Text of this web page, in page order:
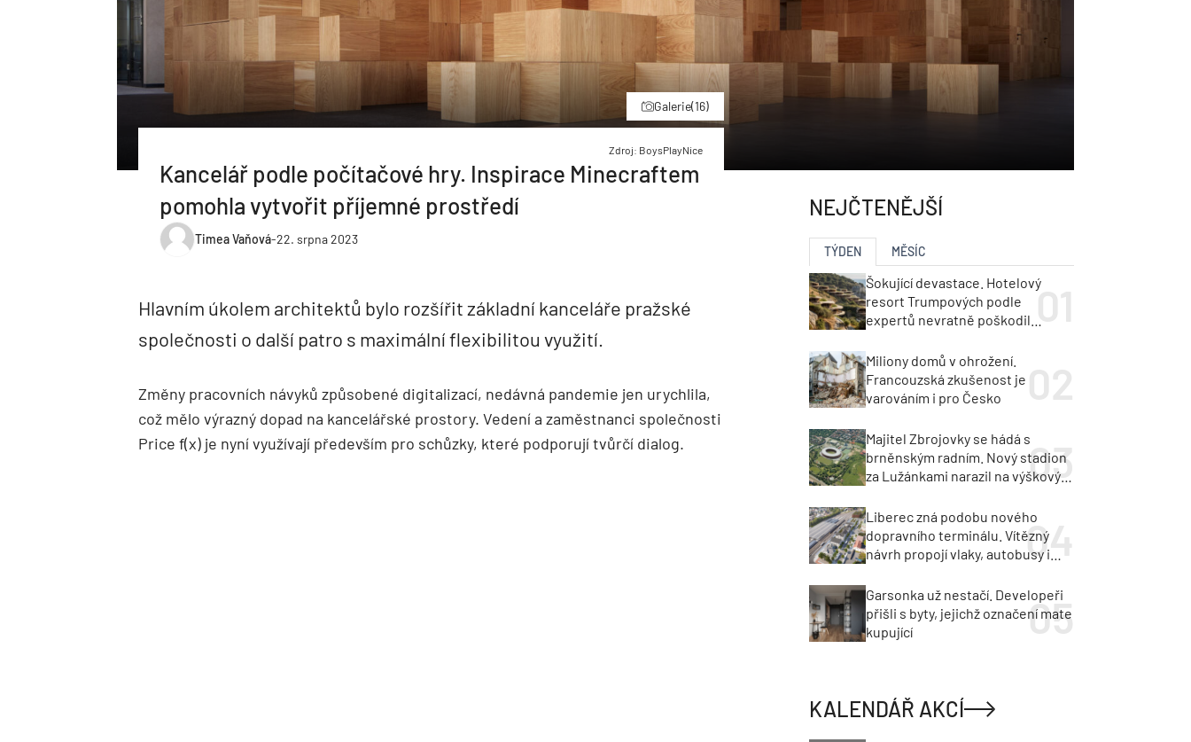
Galerie(16)
Zdroj: BoysPlayNice
Kancelář podle počítačové hry. Inspirace Minecraftem
pomohla vytvořit příjemné prostředí
Timea Vaňová-22. srpna 2023
Hlavním úkolem architektů bylo rozšířit základní kanceláře pražské
společnosti o další patro s maximální flexibilitou využití.
Změny pracovních návyků způsobené digitalizací, nedávná pandemie jen urychlila,
což mělo výrazný dopad na kancelářské prostory. Vedení a zaměstnanci společnosti
Price f(x) je nyní využívají především pro schůzky, které podporují tvůrčí dialog.
NEJČTENĚJŠÍ
TÝDEN MĚSÍC
Šokující devastace. Hotelový
resort Trumpových podle
expertů nevratně poškodil
Miliony domů v ohrožení.
Francouzská zkušenost je
varováním i pro Česko
Majitel Zbrojovky se hádá s
brněnským radním. Nový stadion
za Lužánkami narazil na výškový
Liberec zná podobu nového
dopravního terminálu. Vítězný
návrh propojí vlaky, autobusy i
Garsonka už nestačí. Developeři
přišli s byty, jejichž označení mate
kupující
KALENDÁŘ AKCÍ